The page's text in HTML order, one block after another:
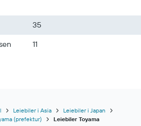
35
11
Leiebiler i Asia
Leiebiler i Japan
(prefektur)
Leiebiler Toyama